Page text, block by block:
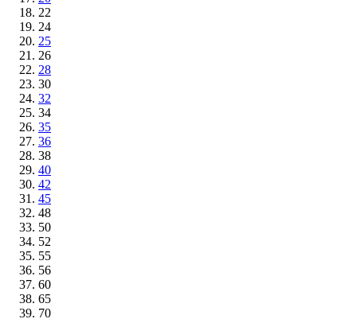
22
24
25
26
28
30
32
34
35
36
38
40
42
45
48
50
52
55
56
60
65
70